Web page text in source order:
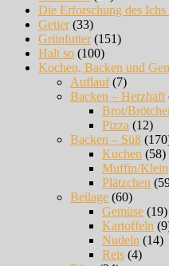
Die Erforschung des
Getier(33)
Grünfutter(151)
Halt so (100)
Kochen, Backen und
Auflauf(7)
Backen – Herzhaft
Brot/
Pizza (12)
Backen – Süß
Kuchen (58)
Muffin/
Plätzchen
Beilage (60)
Gemüse (19)
Kartoffeln
Nudeln (14)
Reis (4)